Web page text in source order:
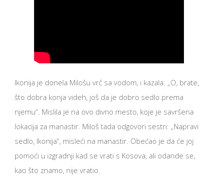
Ikonija je donela Milošu vrč sa vodom, i kazala: „O, brate,
što dobra konja videh, još da je dobro sedlo prema
njemu“. Mislila je na ovo divno mesto, koje je savršena
lokacija za manastir. Miloš tada odgovori sestri: „Napravi
sedlo, Ikonija“, misleći na manastir. Obećao je da će joj
pomoći u izgradnji kad se vrati s Kosova, ali odande se,
kao što znamo, nije vratio.